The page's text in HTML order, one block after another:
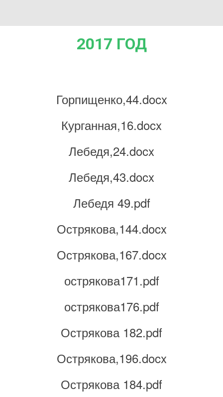
2017 ГОД
Горпищенко,44.docx
Курганная,16.docx
Лебедя,24.docx
Лебедя,43.docx
Лебедя 49.pdf
Острякова,144.docx
Острякова,167.docx
острякова171.pdf
острякова176.pdf
Острякова 182.pdf
Острякова,196.docx
Острякова 184.pdf